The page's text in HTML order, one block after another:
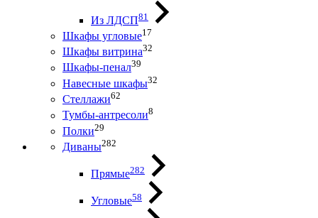
Из ЛДСП81
Шкафы угловые17
Шкафы витрина32
Шкафы-пенал39
Навесные шкафы32
Стеллажи62
Тумбы-антресоли8
Полки29
Диваны282
Прямые282
Угловые58